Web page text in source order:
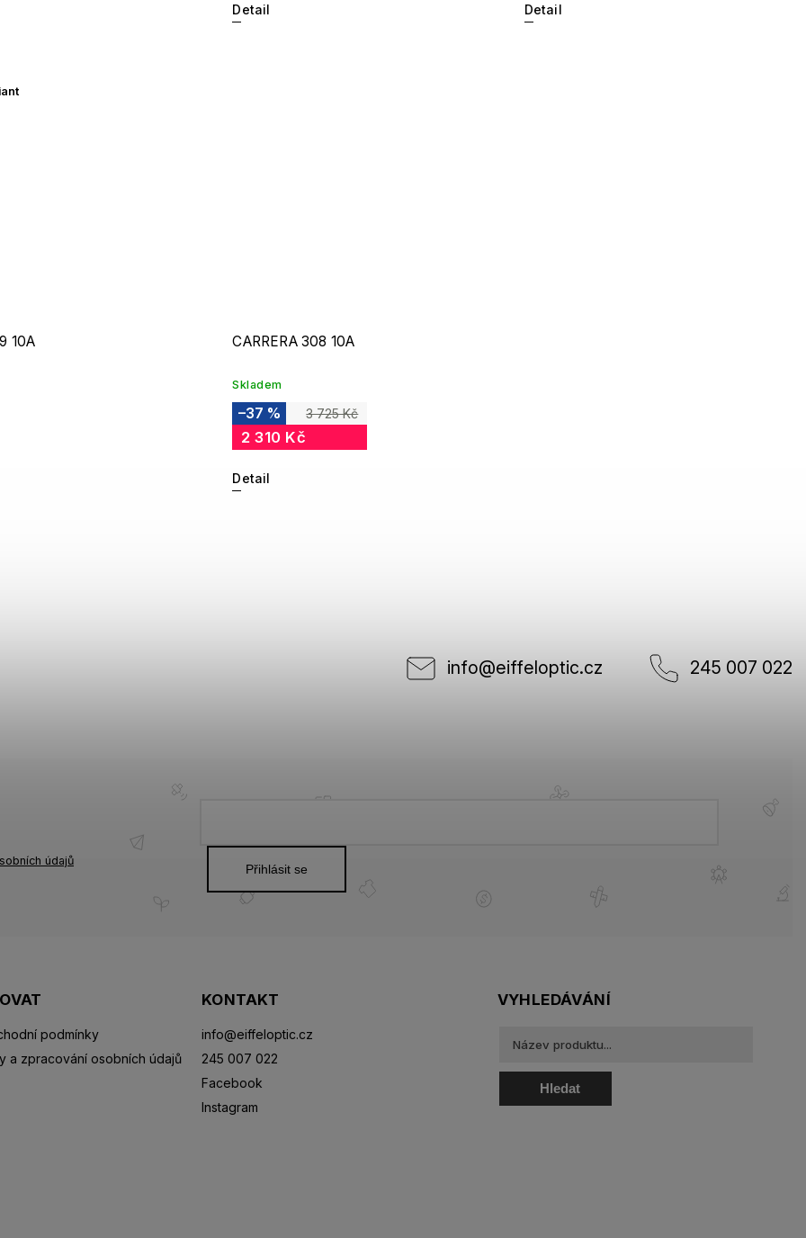
Detail Detail
10A CARRERA 308 10A
Skladem
3 725 Kč
–37 %
2 310 Kč
Detail
info@eiffeloptic.cz 245 007 022
podmínky
a zpracování osobních údajů
KONTAKT
info@eiffeloptic.cz
245 007 022
Facebook
Instagram
údajů
Přihlásit se
VYHLEDÁVÁNÍ
Hledat